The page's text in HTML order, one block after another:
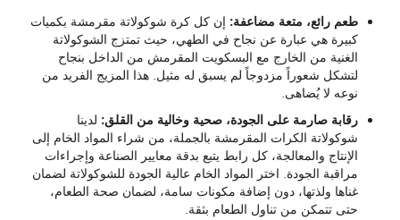
طعم رائع، متعة مضاعفة: إن كل كرة شوكولاتة مقرمشة بكميات
كبيرة هي عبارة عن نجاح في الطهي، حيث تمتزج الشوكولاتة
الغنية من الخارج مع البسكويت المقرمش من الداخل بنجاح
لتشكل شعوراً مزدوجاً لم يسبق له مثيل. هذا المزيج الفريد من
نوعه لا يُضاهى.
رقابة صارمة على الجودة، صحية وخالية من القلق: لدينا
شوكولاتة الكرات المقرمشة بالجملة، من شراء المواد الخام إلى
الإنتاج والمعالجة، كل رابط يتبع بدقة معايير الصناعة وإجراءات
مراقبة الجودة. اختر المواد الخام عالية الجودة للشوكولاتة لضمان
غناها ولذتها، دون إضافة مكونات سامة، لضمان صحة الطعام،
حتى تتمكن من تناول الطعام بثقة.